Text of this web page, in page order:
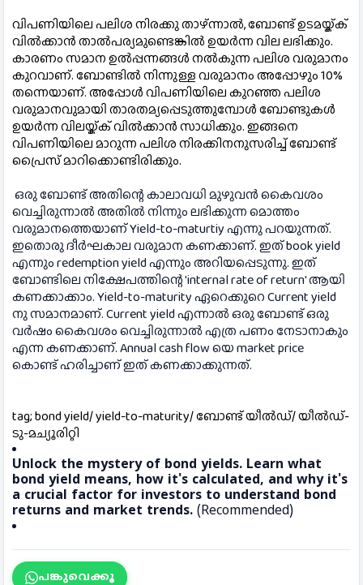
വിപണിയിലെ പലിശ നിരക്കു താഴ്ന്നാല്‍, ബോണ്ട് ഉടമയ്ക്ക്
വില്‍ക്കാന്‍ താല്‍പര്യമുണ്ടെങ്കില്‍ ഉയര്‍ന്ന വില ലഭിക്കും.
കാരണം സമാന ഉല്‍പ്പന്നങ്ങള്‍ നല്‍കുന്ന പലിശ വരുമാനം
കുറവാണ്. ബോണ്ടില്‍ നിന്നുള്ള വരുമാനം അപ്പോഴും 10%
തന്നെയാണ്. അപ്പോള്‍ വിപണിയിലെ കുറഞ്ഞ പലിശ
വരുമാനവുമായി താരതമ്യപ്പെടുത്തുമ്പോള്‍ ബോണ്ടുകള്‍
ഉയര്‍ന്ന വിലയ്ക്ക് വില്‍ക്കാന്‍ സാധിക്കും. ഇങ്ങനെ
വിപണിയിലെ മാറുന്ന പലിശ നിരക്കിനനുസരിച്ച് ബോണ്ട്
പ്രൈസ് മാറിക്കൊണ്ടിരിക്കും.
ഒരു ബോണ്ട് അതിന്റെ കാലാവധി മുഴുവന്‍ കൈവശം
വെച്ചിരുന്നാല്‍ അതില്‍ നിന്നും ലഭിക്കുന്ന മൊത്തം
വരുമാനത്തെയാണ് Yield-to-maturtiy എന്നു പറയുന്നത്.
ഇതൊരു ദീര്‍ഘകാല വരുമാന കണക്കാണ്. ഇത് book yield
എന്നും redemption yield എന്നും അറിയപ്പെടുന്നു. ഇത്
ബോണ്ടിലെ നിക്ഷേപത്തിന്റെ 'internal rate of return' ആയി
കണക്കാക്കാം. Yield-to-maturity ഏറെക്കുറെ Current yield
നു സമാനമാണ്. Current yield എന്നാല്‍ ഒരു ബോണ്ട് ഒരു
വര്‍ഷം കൈവശം വെച്ചിരുന്നാല്‍ എത്ര പണം നേടാനാകും
എന്ന കണക്കാണ്. Annual cash flow യെ market price
കൊണ്ട് ഹരിച്ചാണ് ഇത് കണക്കാക്കുന്നത്.
tag; bond yield/ yield-to-maturity/ ബോണ്ട് യീല്‍ഡ്/ യീല്‍ഡ്-
ടു-മച്യൂരിറ്റി
Unlock the mystery of bond yields. Learn what
bond yield means, how it's calculated, and why it's
a crucial factor for investors to understand bond
returns and market trends. (Recommended)
പങ്കുവെക്കൂ